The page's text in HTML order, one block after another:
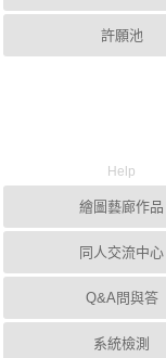
許願池
Help
繪圖藝廊作品
同人交流中心
Q&A問與答
系統檢測